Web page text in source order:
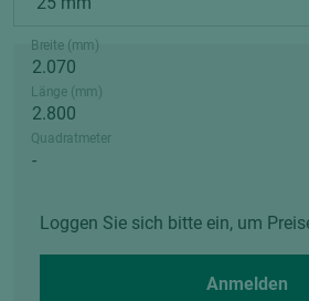
Breite (mm)
Länge (mm)
Quadratmeter
Loggen Sie sich bitte ein, um
Anmelden